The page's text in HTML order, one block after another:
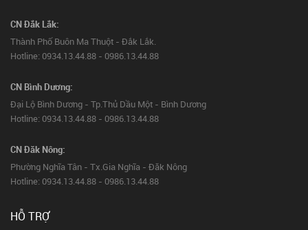
CN Đắk Lắk:
Thành Phố Buôn Ma Thuột - Đắk Lắk.
Hotline: 0934.13.44.88 - 0986.13.44.88
CN Bình Dương:
Đại Lộ Bình Dương - Tp.Thủ Dầu Một - Bình Dương
Hotline: 0934.13.44.88 - 0986.13.44.88
CN Đăk Nông:
Phường Nghĩa Tân - Tx.Gia Nghĩa - Đăk Nông
Hotline: 0934.13.44.88 - 0986.13.44.88
HỖ TRỢ